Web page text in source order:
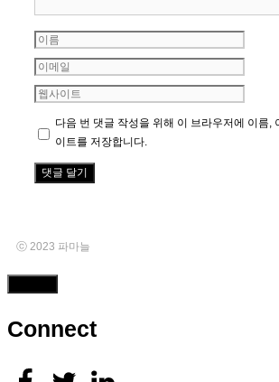
이
름
이
메
일
웹
이
다음 번 댓글 작성을 위해 이 브라우저에 이름,
이트를 저장합니다.
ⓒ 2023 파마늘
Close
Connect